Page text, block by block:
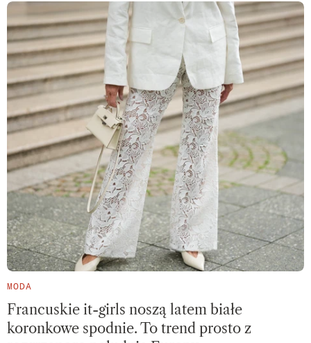
MODA
Francuskie it-girls noszą latem białe
koronkowe spodnie. To trend prosto z